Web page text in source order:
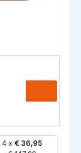
4 x€ 36,95